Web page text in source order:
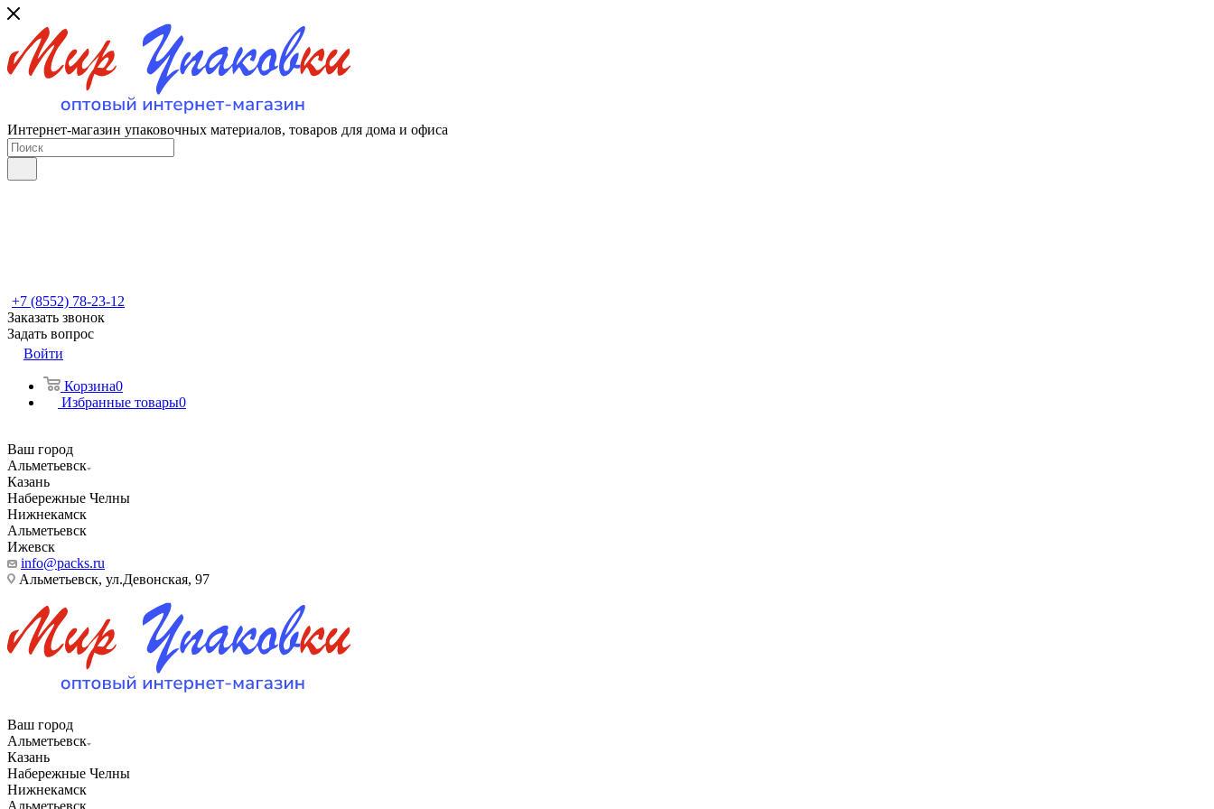
Интернет-магазин упаковочных материалов, товаров для дома и офиса
+7 (8552) 78-23-12
Заказать звонок
Задать вопрос
Войти
Корзина0
Избранные товары0
Ваш город
Альметьевск
Казань
Набережные Челны
Нижнекамск
Альметьевск
Ижевск
info@packs.ru
Альметьевск, ​ул.Девонская, 97
Ваш город
Альметьевск
Казань
Набережные Челны
Нижнекамск
Альметьевск